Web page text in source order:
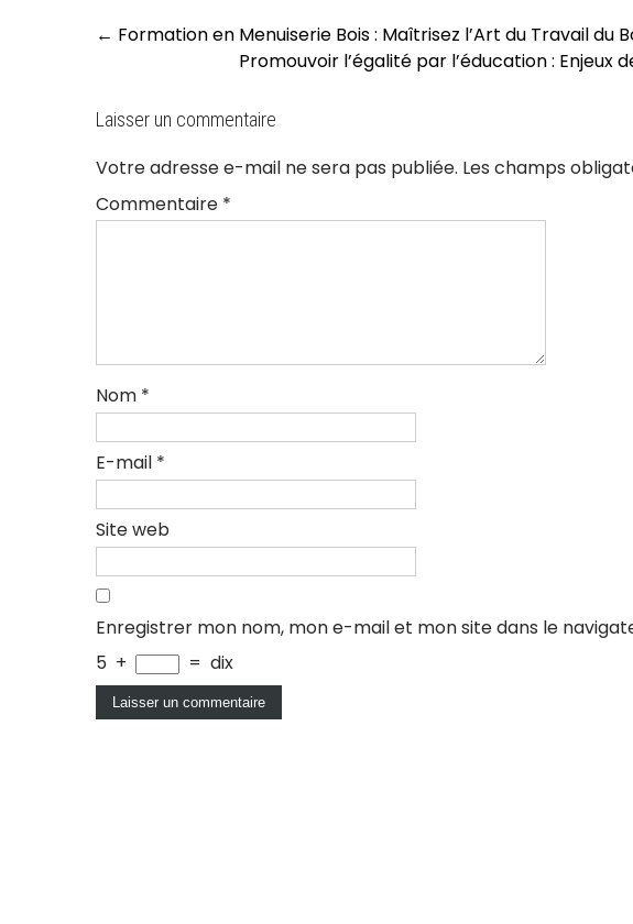
Post
← Formation en Menuiserie Bois : Maîtrisez l’Art du Travail du
Promouvoir l’égalité par l’éducation : Enjeux
Laisser un commentaire
Votre adresse e-mail ne sera pas publiée. Les champs
Commentaire *
Nom *
E-mail *
Site web
Enregistrer mon nom, mon e-mail et mon site dans le
5 + = dix